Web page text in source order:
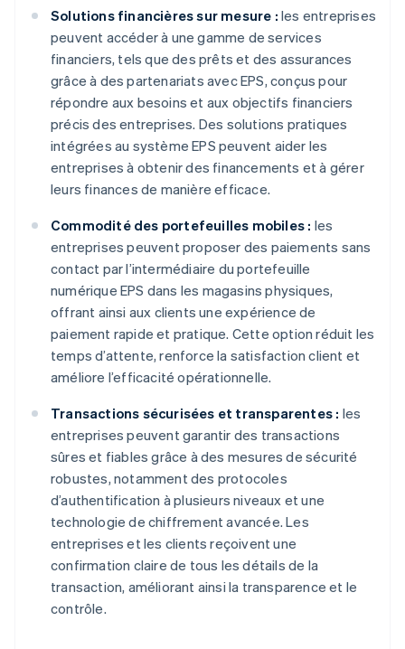
Solutions financières sur mesure : les entreprises
peuvent accéder à une gamme de services
financiers, tels que des prêts et des assurances
grâce à des partenariats avec EPS, conçus pour
répondre aux besoins et aux objectifs financiers
précis des entreprises. Des solutions pratiques
intégrées au système EPS peuvent aider les
entreprises à obtenir des financements et à gérer
leurs finances de manière efficace.
Commodité des portefeuilles mobiles : les
entreprises peuvent proposer des paiements sans
contact par l’intermédiaire du portefeuille
numérique EPS dans les magasins physiques,
offrant ainsi aux clients une expérience de
paiement rapide et pratique. Cette option réduit les
temps d’attente, renforce la satisfaction client et
améliore l’efficacité opérationnelle.
Transactions sécurisées et transparentes : les
entreprises peuvent garantir des transactions
sûres et fiables grâce à des mesures de sécurité
robustes, notamment des protocoles
d’authentification à plusieurs niveaux et une
technologie de chiffrement avancée. Les
entreprises et les clients reçoivent une
confirmation claire de tous les détails de la
transaction, améliorant ainsi la transparence et le
contrôle.